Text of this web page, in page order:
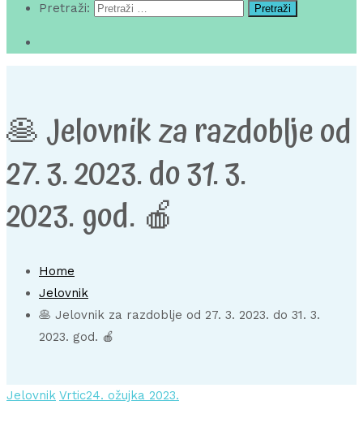
Pretraži:
🥞 Jelovnik za razdoblje od
27. 3. 2023. do 31. 3.
2023. god. 🍎
Home
Jelovnik
🥞 Jelovnik za razdoblje od 27. 3. 2023. do 31. 3.
2023. god. 🍎
Jelovnik Vrtic24. ožujka 2023.